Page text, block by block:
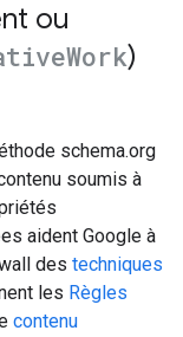
ou
Work)
schema.org
soumis à
aident Google à
des techniques
les Règles
contenu